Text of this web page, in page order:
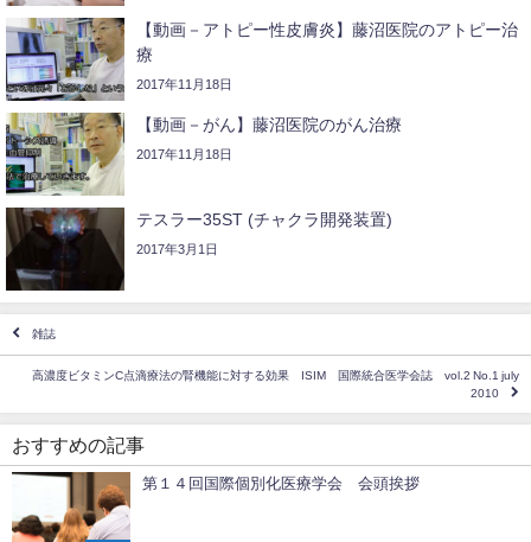
【動画－アトピー性皮膚炎】藤沼医院のアトピー治
療
2017年11月18日
【動画－がん】藤沼医院のがん治療
2017年11月18日
テスラー35ST (チャクラ開発装置)
2017年3月1日
雑誌
高濃度ビタミンC点滴療法の腎機能に対する効果 ISIM 国際統合医学会誌 vol.2 No.1 july
2010
おすすめの記事
第１４回国際個別化医療学会 会頭挨拶